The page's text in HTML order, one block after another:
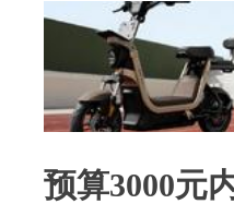
预算3000元